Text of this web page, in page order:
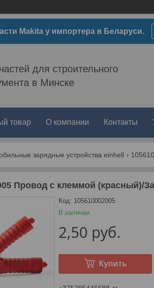
Makita у импортера в Беларуси.
для строительного
в Минске
товар О компании Контакты
зарядные устройства einhell
Провод с клеммой (красный)/
В наличии
Код: 105610002005
2,50 руб.
Купить